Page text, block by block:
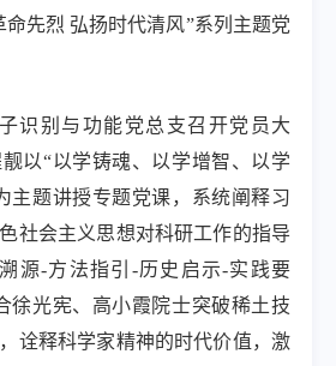
命先烈 弘扬时代清风”系列主题党
识别与功能党总支召开党员大
以“以学铸魂、以学增智、以学
主题讲授专题党课，系统阐释习
社会主义思想对科研工作的指导
源-方法指引 -历史启示-实践要
徐光宪、高小霞院士突破稀土技
诠释科学家精神的时代价值，激